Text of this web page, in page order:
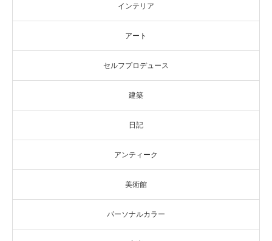
インテリア
アート
セルフプロデュース
建築
日記
アンティーク
美術館
パーソナルカラー